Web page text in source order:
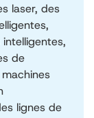
laser, des
de
lignes de